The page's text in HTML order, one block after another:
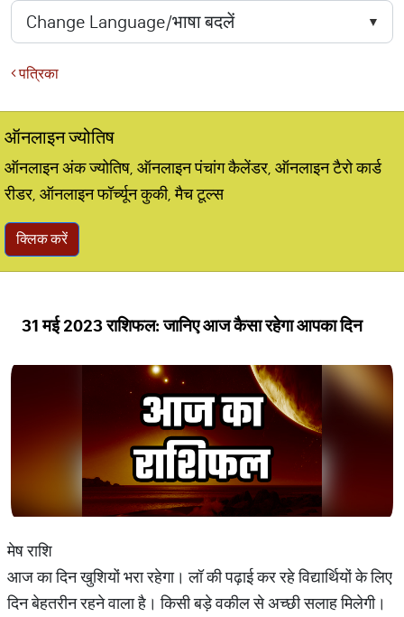
पत्रिका
ऑनलाइन ज्योतिष
ऑनलाइन अंक ज्योतिष, ऑनलाइन पंचांग कैलेंडर, ऑनलाइन टैरो कार्ड
रीडर, ऑनलाइन फॉर्च्यून कुकी, मैच टूल्स
क्लिक करें
31 मई 2023 राशिफल: जानिए आज कैसा रहेगा आपका दिन
मेष राशि
आज का दिन खुशियों भरा रहेगा। लॉ की पढ़ाई कर रहे विद्यार्थियों के लिए
दिन बेहतरीन रहने वाला है। किसी बड़े वकील से अच्छी सलाह मिलेगी।